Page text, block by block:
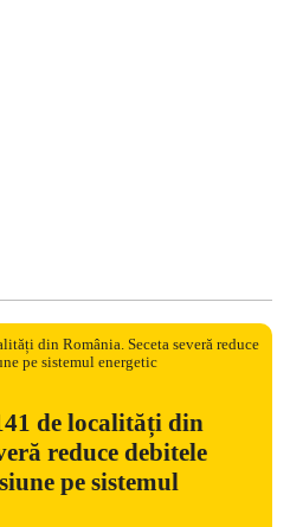
de localități din
reduce debitele
pe sistemul